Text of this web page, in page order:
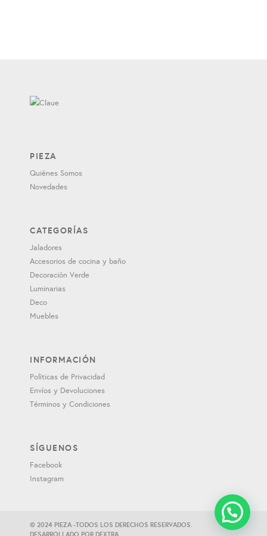
PIEZA
Quiénes Somos
Novedades
CATEGORÍAS
Jaladores
Accesorios de cocina y baño
Decoración Verde
Luminarias
Deco
Muebles
INFORMACIÓN
Políticas de Privacidad
Envíos y Devoluciones
Términos y Condiciones
SÍGUENOS
Facebook
Instagram
© 2024 PIEZA -TODOS LOS DERECHOS RESERVADOS.